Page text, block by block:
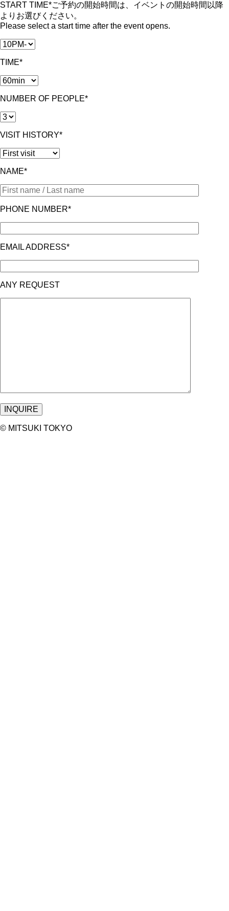
START TIME*ご予約の開始時間は、イベントの開始時間以降
よりお選びください。
Please select a start time after the event opens.
TIME*
NUMBER OF PEOPLE*
VISIT HISTORY*
NAME*
PHONE NUMBER*
EMAIL ADDRESS*
ANY REQUEST
©︎ MITSUKI TOKYO